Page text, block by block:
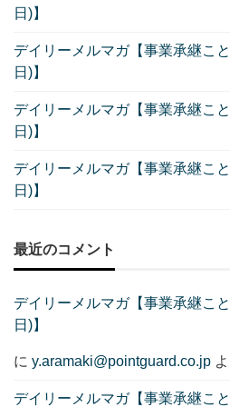
日)】
デイリーメルマガ【事業承継こ
日)】
デイリーメルマガ【事業承継こ
日)】
デイリーメルマガ【事業承継こ
日)】
最近のコメント
デイリーメルマガ【事業承継こ
日)】
に y.aramaki@pointguard.co.jp
デイリーメルマガ【事業承継こ